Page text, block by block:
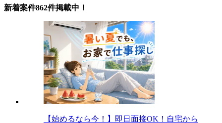
新着案件862件掲載中！
【始めるなら今！】即日面接OK！自宅から